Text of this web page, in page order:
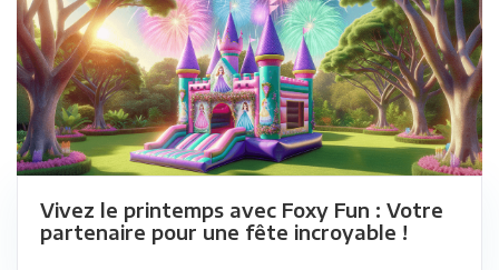
Vivez le printemps avec Foxy Fun : Votre
partenaire pour une fête incroyable !